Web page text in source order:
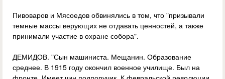
Пивоваров и Мясоедов обвинялись в том, что "призывали
темные массы верующих не отдавать ценностей, а также
принимали участие в охране собора".
ДЕМИДОВ. "Сын машиниста. Мещанин. Образование
среднее. В 1915 году окончил военное училище. Был на